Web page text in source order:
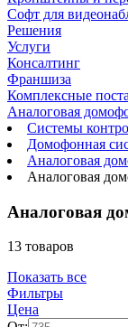
Софт для
Решения
Услуги
Консалтинг
Франшиза
Комплексные
Аналоговая
Системы
Домофонная
Аналоговая
Аналоговая
Аналоговая
13 товаров
Показать все
Фильтры
Цена